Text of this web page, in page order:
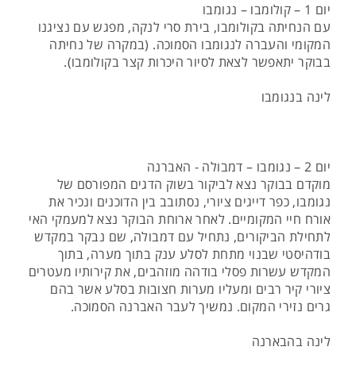
יום 1 – קולומבו – נגומבו
עם הנחיתה בקולומבו, בירת סרי לנקה, מפגש עם נציגנו
המקומי והעברה לנגומבו הסמוכה. (במקרה של נחיתה
בבוקר יתאפשר לצאת לסיור היכרות קצר בקולומבו).
לינה בנגומבו
יום 2 – נגומבו – דמבולה - האברנה
מוקדם בבוקר נצא לביקור בשוק הדגים המפורסם של
נגומבו, כפר דייגים ציורי, נסתובב בין הדוכנים ונכיר את
אורח חיי המקומיים. לאחר ארוחת הבוקר נצא למעמקי האי
לתחילת הביקורים, נתחיל עם דמבולה, שם נבקר במקדש
בודהיסטי שבנוי מתחת לסלע ענק בתוך מערה, בתוך
המקדש עשרות פסלי בודהה מוזהבים, את קירותיו מעטרים
ציורי קיר רבים ומעליו מערות חצובות בסלע אשר בהם
גרים נזירי המקום. נמשיך לעבר האברנה הסמוכה.
לינה בהבארנה